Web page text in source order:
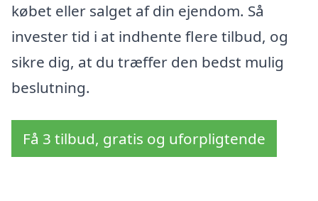
købet eller salget af din ejendom. Så
invester tid i at indhente flere tilbud, og
sikre dig, at du træffer den bedst mulig
beslutning.
Få 3 tilbud, gratis og uforpligtende